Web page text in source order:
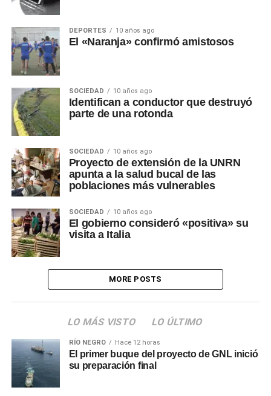
DEPORTES 10 años ago
El «Naranja» confirmó amistosos
SOCIEDAD 10 años ago
Identifican a conductor que destruyó
parte de una rotonda
SOCIEDAD 10 años ago
Proyecto de extensión de la UNRN
apunta a la salud bucal de las
poblaciones más vulnerables
SOCIEDAD 10 años ago
El gobierno consideró «positiva» su
visita a Italia
MORE POSTS
LO MÁS VISTO LO ÚLTIMO
RÍO NEGRO Hace 12 horas
El primer buque del proyecto de GNL inició
su preparación final